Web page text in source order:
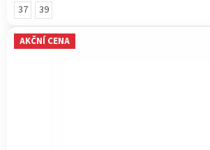
37 39
AKČNÍ CENA